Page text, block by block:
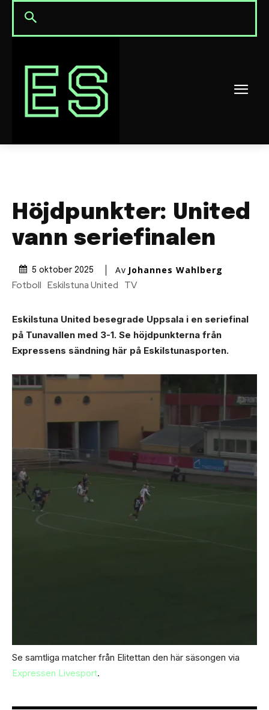
Höjdpunkter: United
vann seriefinalen
5 oktober 2025 Av Johannes Wahlberg
Fotboll Eskilstuna United TV
Eskilstuna United besegrade Uppsala i en seriefinal
på Tunavallen med 3-1. Se höjdpunkterna från
Expressens sändning här på Eskilstunasporten.
Se samtliga matcher från Elitettan den här säsongen via
Expressen Livesport.